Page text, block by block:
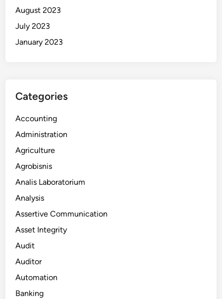
August 2023
July 2023
January 2023
Categories
Accounting
Administration
Agriculture
Agrobisnis
Analis Laboratorium
Analysis
Assertive Communication
Asset Integrity
Audit
Auditor
Automation
Banking